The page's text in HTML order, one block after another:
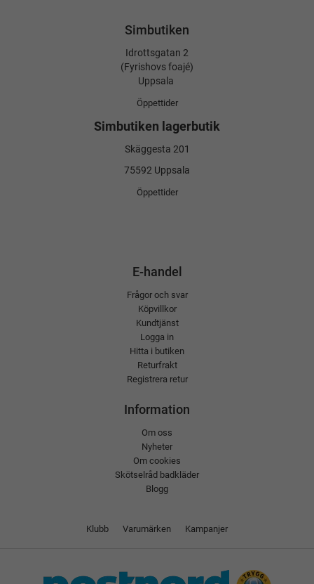
Simbutiken
Idrottsgatan 2
(Fyrishovs foajé)
Uppsala
Öppettider
Simbutiken lagerbutik
Skäggesta 201
75592 Uppsala
Öppettider
E-handel
Frågor och svar
Köpvillkor
Kundtjänst
Logga in
Hitta i butiken
Returfrakt
Registrera retur
Information
Om oss
Nyheter
Om cookies
Skötselråd badkläder
Blogg
Klubb Varumärken Kampanjer